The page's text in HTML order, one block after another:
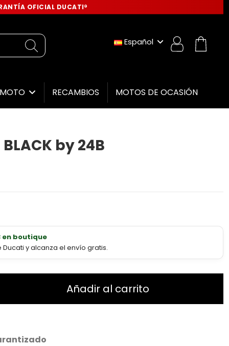
OFICIAL DUCATI®
Español
RECAMBIOS MOTOS DE OCASIÓN
BLACK by 24B
en boutique
y alcanza el envío gratis.
Añadir al carrito